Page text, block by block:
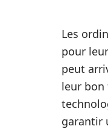
Les
pour
peut
leur bon
garantir